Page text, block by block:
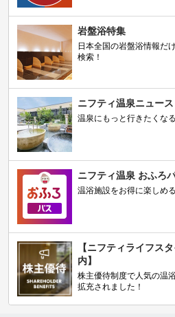
岩盤浴特集
日本全国の岩盤浴情報だ
検索！
ニフティ温泉ニュース
温泉にもっと行きたくな
ニフティ温泉 おふろ
温浴施設をお得に楽しめ
【ニフティライフス
内】
株主優待制度で人気の温
拡充されました！